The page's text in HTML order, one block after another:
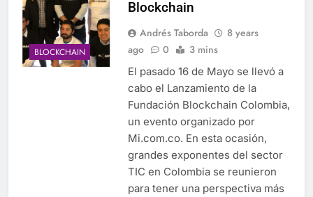
BLOCKCHAIN
Blockchain
Andrés Taborda
8 years
ago
0 3 mins
El pasado 16 de Mayo se llevó a
cabo el Lanzamiento de la
Fundación Blockchain Colombia,
un evento organizado por
Mi.com.co. En esta ocasión,
grandes exponentes del sector
TIC en Colombia se reunieron
para tener una perspectiva más